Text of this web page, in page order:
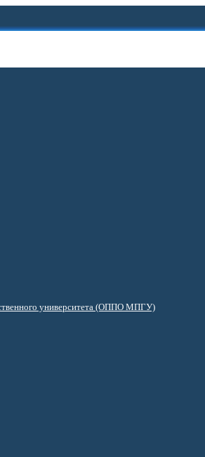
университета (ОППО МПГУ)